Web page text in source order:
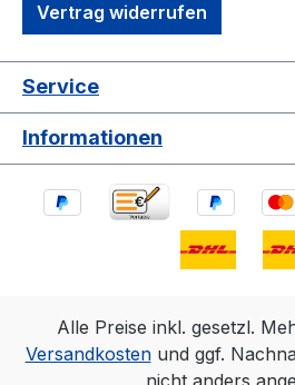
Vertrag widerrufen
Service
Informationen
Alle Preise inkl. gesetzl.
Versandkostenund ggf.
nicht anders